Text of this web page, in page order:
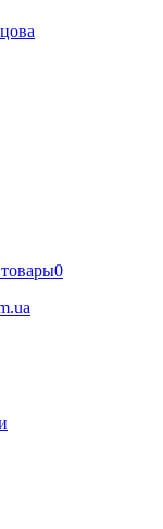
0